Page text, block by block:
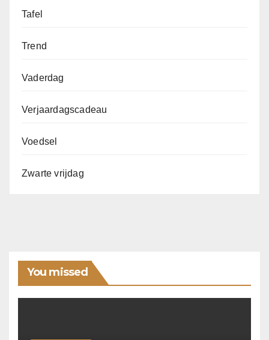
Tafel
Trend
Vaderdag
Verjaardagscadeau
Voedsel
Zwarte vrijdag
You missed